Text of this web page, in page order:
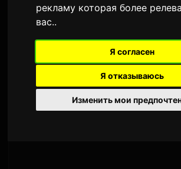
рекламу которая более
вас..
Я согласен
Я отказываюсь
Изменить мои
ATEEZ
GIRLSET
SWIM